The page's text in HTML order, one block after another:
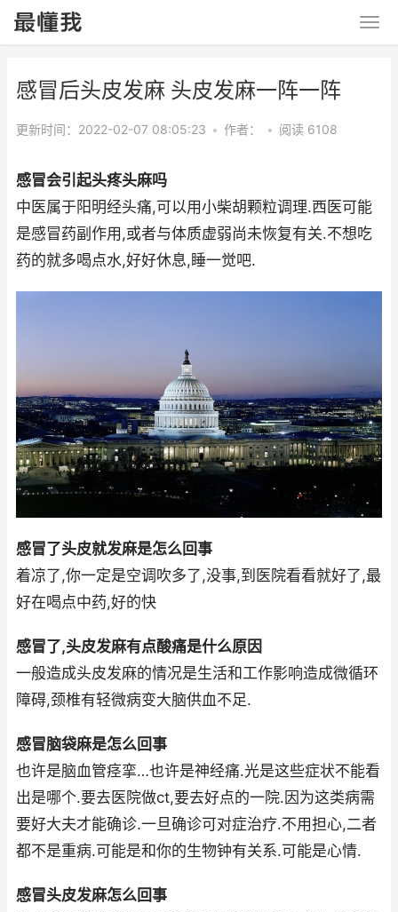
感冒后头皮发麻 头皮发麻一阵一阵
更新时间：2022-02-07 08:05:23 • 作者： • 阅读 6108
感冒会引起头疼头麻吗
中医属于阳明经头痛,可以用小柴胡颗粒调理.西医可能
是感冒药副作用,或者与体质虚弱尚未恢复有关.不想吃
药的就多喝点水,好好休息,睡一觉吧.
感冒了头皮就发麻是怎么回事
着凉了,你一定是空调吹多了,没事,到医院看看就好了,最
好在喝点中药,好的快
感冒了,头皮发麻有点酸痛是什么原因
一般造成头皮发麻的情况是生活和工作影响造成微循环
障碍,颈椎有轻微病变大脑供血不足.
感冒脑袋麻是怎么回事
也许是脑血管痉挛…也许是神经痛.光是这些症状不能看
出是哪个.要去医院做ct,要去好点的一院.因为这类病需
要好大夫才能确诊.一旦确诊可对症治疗.不用担心,二者
都不是重病.可能是和你的生物钟有关系.可能是心情.
感冒头皮发麻怎么回事